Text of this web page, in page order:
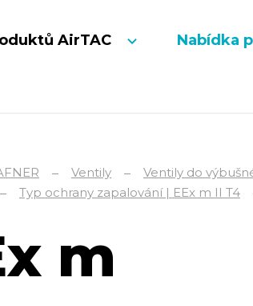
AirTAC
Nabídka
Ventily Ventily do
Typ ochrany zapalování | EEx m II T4
m